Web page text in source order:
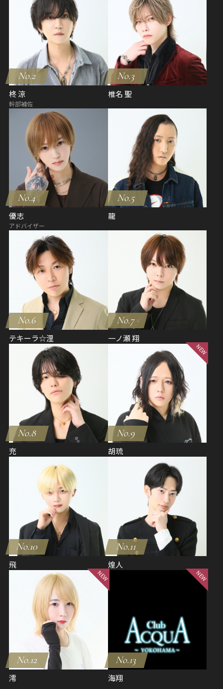
No.2
柊 涼
幹部補佐
No.3
椎名 聖
No.4
優志
アドバイザー
No.5
龍
No.6
テキーラ☆浬
No.7
一ノ瀬 翔
No.8
充
No.9
胡琉
No.10
飛
No.11
煌人
No.12
澪
No.13
海翔